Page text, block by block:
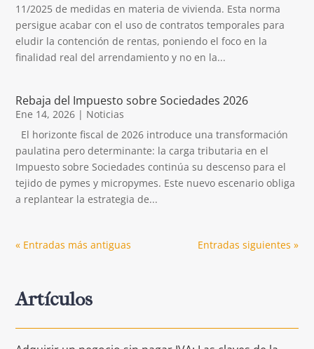
11/2025 de medidas en materia de vivienda. Esta norma
persigue acabar con el uso de contratos temporales para
eludir la contención de rentas, poniendo el foco en la
finalidad real del arrendamiento y no en la...
Rebaja del Impuesto sobre Sociedades 2026
Ene 14, 2026 | Noticias
El horizonte fiscal de 2026 introduce una transformación
paulatina pero determinante: la carga tributaria en el
Impuesto sobre Sociedades continúa su descenso para el
tejido de pymes y micropymes. Este nuevo escenario obliga
a replantear la estrategia de...
« Entradas más antiguas Entradas siguientes »
Artículos